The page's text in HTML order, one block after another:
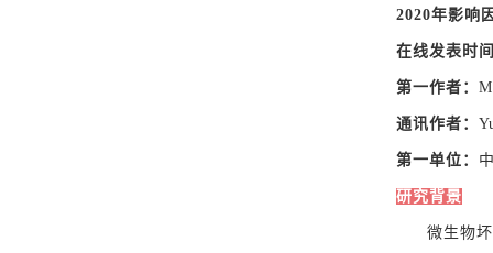
2020年影响
在线发表时
第一作者：
通讯作者：
第一单位：
研究背景
微生物